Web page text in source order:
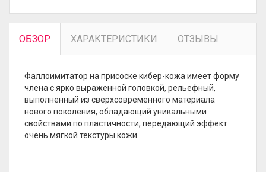
ОБЗОР ХАРАКТЕРИСТИКИ ОТЗЫВЫ
Фаллоимитатор на присоске кибер-кожа имеет форму
члена с ярко выраженной головкой, рельефный,
выполненный из сверхсовременного материала
нового поколения, обладающий уникальными
свойствами по пластичности, передающий эффект
очень мягкой текстуры кожи.